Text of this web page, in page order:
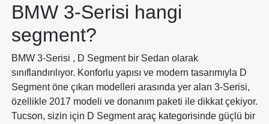
BMW 3-Serisi hangi
segment?
BMW 3-Serisi , D Segment bir Sedan olarak
sınıflandırılıyor. Konforlu yapısı ve modern tasarımıyla D
Segment öne çıkan modelleri arasında yer alan 3-Serisi,
özellikle 2017 modeli ve donanım paketi ile dikkat çekiyor.
Tucson, sizin için D Segment araç kategorisinde güçlü bir